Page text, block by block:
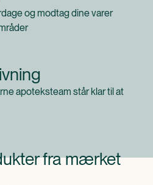
og modtag dine varer
apoteksteam står klar til at
fra mærket